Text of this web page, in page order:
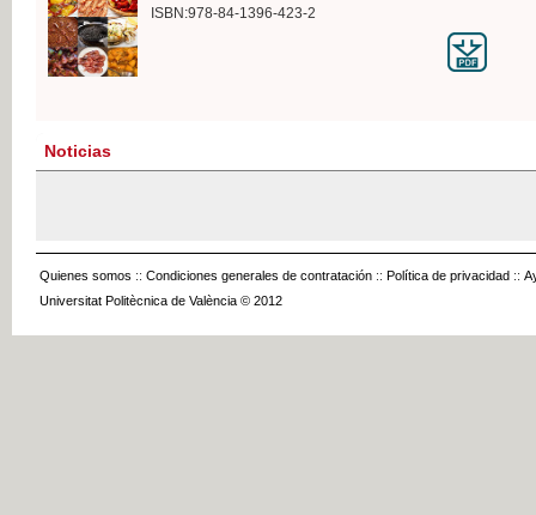
ISBN:978-84-1396-423-2
Noticias
Quienes somos :: Condiciones generales de contratación :: Política de privacidad ::
Universitat Politècnica de València © 2012